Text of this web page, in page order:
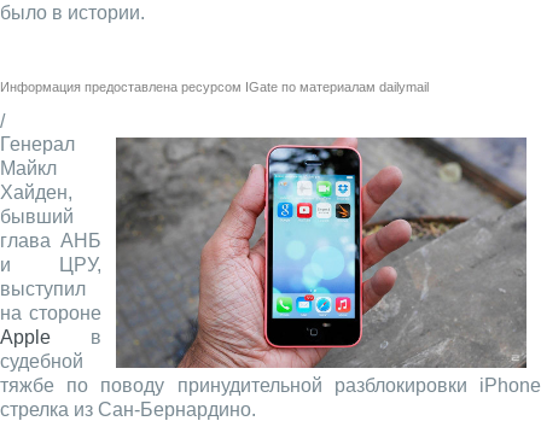
было в истории.
Информация предоставлена ресурсом IGate по материалам dailymail
/
Генерал
Майкл
Хайден,
бывший
глава АНБ
и ЦРУ,
выступил
на стороне
Apple в
судебной
тяжбе по поводу принудительной разблокировки iPhone
стрелка из Сан-Бернардино.